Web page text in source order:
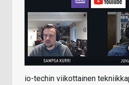
io-techin viikottainen